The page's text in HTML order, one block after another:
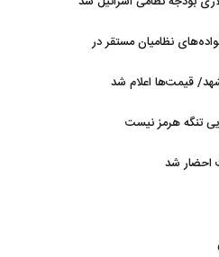
نظامیان مستقر در
قیمت‌ها اعلام شد
تنگه هرمز نیست
احضار شد